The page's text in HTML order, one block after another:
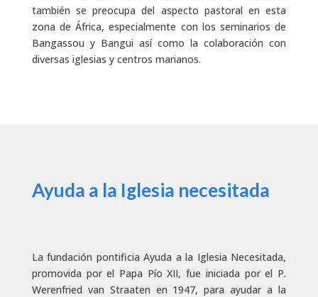
también se preocupa del aspecto pastoral en esta
zona de África, especialmente con los seminarios de
Bangassou y Bangui así como la colaboración con
diversas iglesias y centros marianos.
Ayuda a la Iglesia necesitada
La fundación pontificia Ayuda a la Iglesia Necesitada,
promovida por el Papa Pío XII, fue iniciada por el P.
Werenfried van Straaten en 1947, para ayudar a la